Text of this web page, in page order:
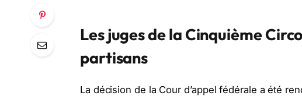
Les juges de la Cinquième
partisans
La décision de la Cour d’appel fédérale a été